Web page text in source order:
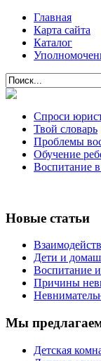
Главная
Карта сайта
Каталог
Спроси
Твой словарь
Проблемы
Обучение
Воспитание
Новые статьи
Дети и
Воспитание
Причины
Мы
Детская